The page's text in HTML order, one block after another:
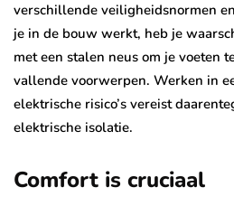
verschillende veiligheidsnormen
je in de bouw werkt, heb je
met een stalen neus om je voeten
vallende voorwerpen. Werken in
elektrische risico’s vereist
elektrische isolatie.
Comfort is cruciaal